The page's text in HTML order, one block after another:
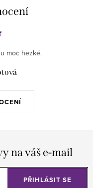
moc hezké.
na váš e-mail
PŘIHLÁSIT SE